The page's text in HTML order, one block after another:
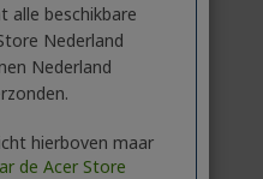
alle beschikbare
Nederland
Nederland
hierboven maar
de Acer Store